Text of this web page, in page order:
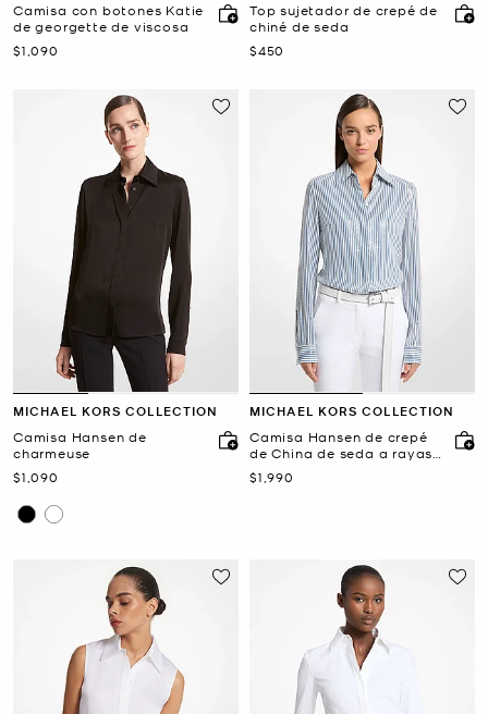
Camisa con botones Katie
de georgette de viscosa
Ahora
$1,090
Top sujetador de crepé de
chiné de seda
Ahora
$450
MICHAEL KORS COLLECTION
Camisa Hansen de
charmeuse
Ahora
$1,090
MICHAEL KORS COLLECTION
Camisa Hansen de crepé
de China de seda a rayas
con lentejuelas
Ahora
$1,990